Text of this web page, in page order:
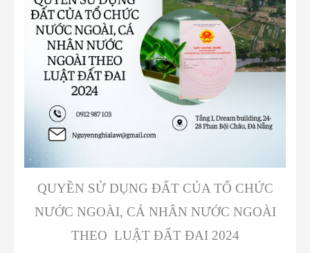
QUYỀN SỬ DỤNG ĐẤT CỦA TỔ CHỨC
NƯỚC NGOÀI, CÁ NHÂN NƯỚC NGOÀI
THEO LUẬT ĐẤT ĐAI 2024